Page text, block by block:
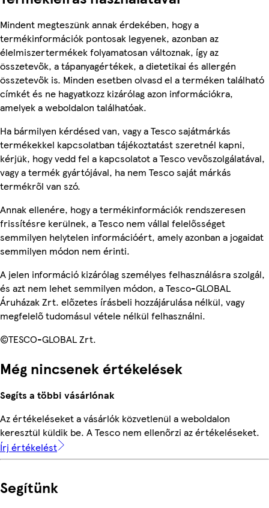
Mindent megteszünk annak érdekében, hogy a
termékinformációk pontosak legyenek, azonban az
élelmiszertermékek folyamatosan változnak, így az
összetevők, a tápanyagértékek, a dietetikai és allergén
összetevők is. Minden esetben olvasd el a terméken található
címkét és ne hagyatkozz kizárólag azon információkra,
amelyek a weboldalon találhatóak.
Ha bármilyen kérdésed van, vagy a Tesco sajátmárkás
termékekkel kapcsolatban tájékoztatást szeretnél kapni,
kérjük, hogy vedd fel a kapcsolatot a Tesco vevőszolgálatával,
vagy a termék gyártójával, ha nem Tesco saját márkás
termékről van szó.
Annak ellenére, hogy a termékinformációk rendszeresen
frissítésre kerülnek, a Tesco nem vállal felelősséget
semmilyen helytelen információért, amely azonban a jogaidat
semmilyen módon nem érinti.
A jelen információ kizárólag személyes felhasználásra szolgál,
és azt nem lehet semmilyen módon, a Tesco-GLOBAL
Áruházak Zrt. előzetes írásbeli hozzájárulása nélkül, vagy
megfelelő tudomásul vétele nélkül felhasználni.
©TESCO-GLOBAL Zrt.
Még nincsenek értékelések
Segíts a többi vásárlónak
Az értékeléseket a vásárlók közvetlenül a weboldalon
keresztül küldik be. A Tesco nem ellenőrzi az értékeléseket.
Írj értékelést
Segítünk